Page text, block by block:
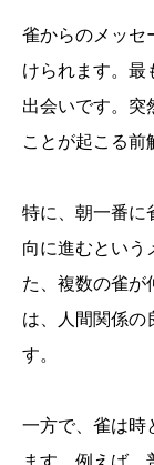
雀からのメッセ
けられます。最
出会いです。突
ことが起こる前
特に、朝一番に
向に進むという
た、複数の雀が
は、人間関係の
す。
一方で、雀は時